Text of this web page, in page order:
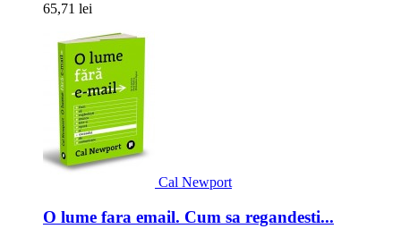
65,71 lei
Cal Newport
O lume fara email. Cum sa regandesti...